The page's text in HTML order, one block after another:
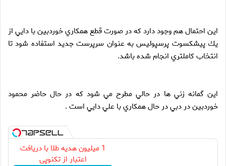
اين احتمال هم وجود دارد كه در صورت قطع همكاري خوردبين با دايي از
يك پيشكسوت پرسپوليس به عنوان سرپرست جديد استفاده شود تا
انتخاب كاملتري انجام شده باشد.
اين گمانه زني ها در حالي مطرح مي شود كه در حال حاضر محمود
خوردبين در دبي در حال همكاري با علي دايي است .
1 میلیون هدیه طلا با دریافت
اعتبار از تکنوپی